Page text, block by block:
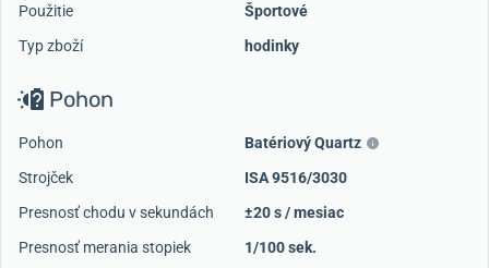
Použitie
Športové
Typ zboží
hodinky
Pohon
Pohon
Batériový Quartz
Strojček
ISA 9516/3030
Presnosť chodu v sekundách
±20 s / mesiac
Presnosť merania stopiek
1/100 sek.